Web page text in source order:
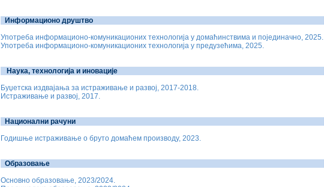
Информационо друштво
Употреба информационо-комуникационих технологија у домаћинствима и појединачно, 2025.
Употреба информационо-комуникационих технологија у предузећима, 2025.
Наука, технологија и иновације
Буџетска издвајања за истраживање и развој, 2017-2018.
Истраживање и развој, 2017.
Национални рачуни
Годишње истраживање о бруто домаћем производу, 2023.
Образовање
Основно образовање, 2023/2024.